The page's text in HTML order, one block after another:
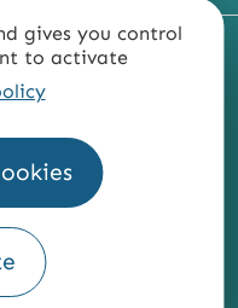
gives you control
to activate
PLAN DU SITE
?